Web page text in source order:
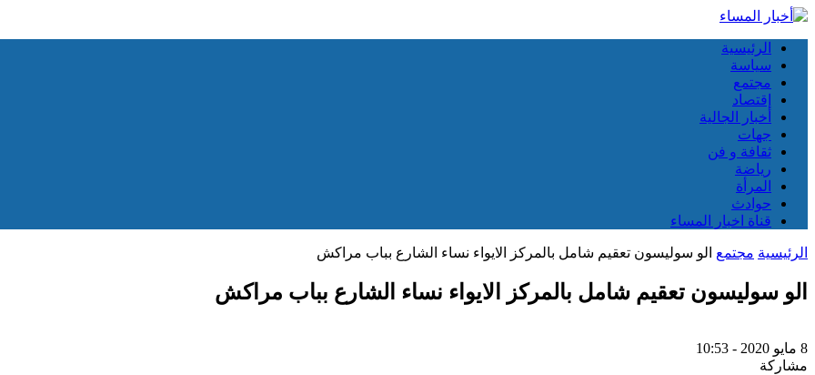
الرئيسية
سياسة
مجتمع
إقتصاد
أخبار الجالية
جهات
ثقافة و فن
رياضة
المرأة
حوادث
قناة اخبار المساء
الرئيسية مجتمع الو سوليسون تعقيم شامل بالمركز الايواء نساء الشارع بباب مراكش
الو سوليسون تعقيم شامل بالمركز الايواء نساء الشارع بباب مراكش
8 مايو 2020 - 10:53
مشاركة